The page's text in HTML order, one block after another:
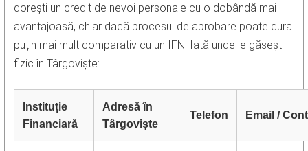
dorești un credit de nevoi personale cu o dobândă mai
avantajoasă, chiar dacă procesul de aprobare poate dura
puțin mai mult comparativ cu un IFN. Iată unde le găsești
fizic în Târgoviște:
Instituție
Financiară
Adresă în
Târgoviște
Telefon Email /